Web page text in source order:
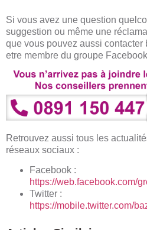
Si vous avez une question
suggestion ou même une
que vous pouvez aussi contacter
etre membre du groupe
Retrouvez aussi tous les
réseaux sociaux :
Facebook :
https://web.facebook.com/
Twitter :
https://mobile.twitter.com/